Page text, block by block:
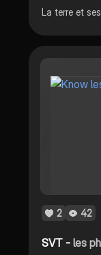
La terre et
2 42
SVT -les